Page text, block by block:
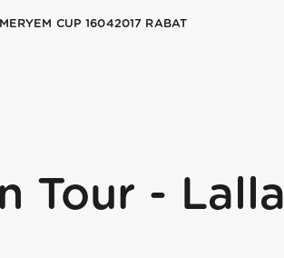
CUP 16042017 RABAT
Tour - Lalla